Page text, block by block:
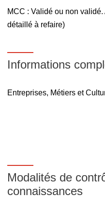
MCC : Validé ou non
détaillé à refaire)
Informations
Entreprises, Métiers et
Modalités de
connaissances